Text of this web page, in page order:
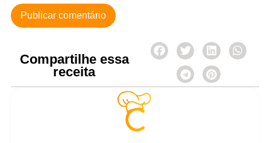
Compartilhe essa
receita